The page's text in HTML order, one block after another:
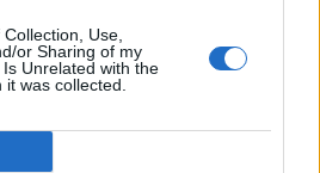
Use,
or Sharing of my
Unrelated with the
was collected.